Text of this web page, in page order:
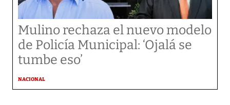
Mulino rechaza el nuevo modelo
de Policía Municipal: ‘Ojalá se
tumbe eso’
NACIONAL